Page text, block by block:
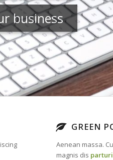
business
GREEN
Aenean massa.
magnis dis